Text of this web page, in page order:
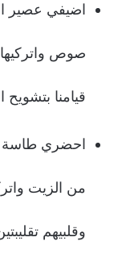
اضيفي عصير
صوص واتركيها
قيامنا
احضري طاسة
من الزيت
وقلبيهم